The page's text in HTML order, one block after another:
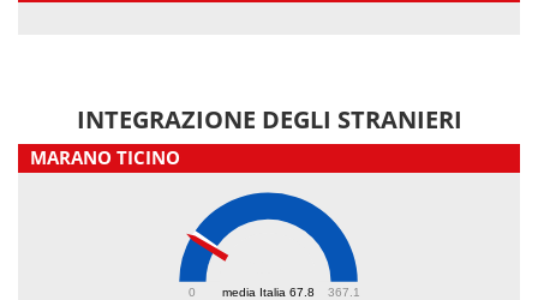
INTEGRAZIONE DEGLI STRANIERI
MARANO TICINO
media Italia 67.8
0 367.1